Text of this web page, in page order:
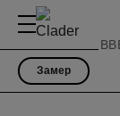
Замер